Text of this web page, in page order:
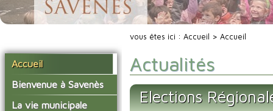
Accueil
Bienvenue à Savenès
Situer Savenès
La vie municipale
vous êtes ici : Accueil > Accueil
Actualités
Elections